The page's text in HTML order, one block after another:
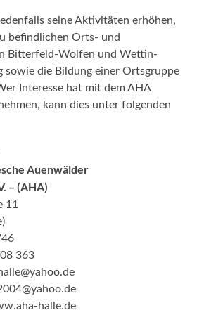
seine Aktivitäten erhöhen,
befindlichen Orts- und
Bitterfeld-Wolfen und Wettin-
sowie die Bildung einer Ortsgruppe
Interesse hat mit dem AHA
kann dies unter folgenden
Auenwälder
– (AHA)
11
363
halle.de